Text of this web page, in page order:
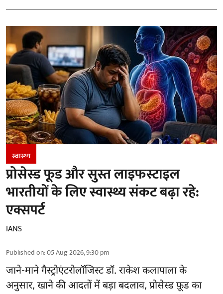
स्वास्थ्य
प्रोसेस्ड फूड और सुस्त लाइफस्टाइल
भारतीयों के लिए स्वास्थ्य संकट बढ़ा रहे:
एक्सपर्ट
IANS
Published on:05 Aug 2026, 9:30 pm
जाने-माने गैस्ट्रोएंटरोलॉजिस्ट डॉ. राकेश कलापाला के
अनुसार, खाने की आदतोंमें बड़ा बदलाव, प्रोसेस्ड फ़ूड का